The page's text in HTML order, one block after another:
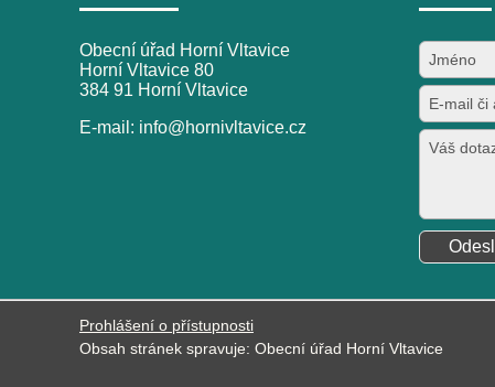
Obecní úřad Horní Vltavice
Horní Vltavice 80
384 91 Horní Vltavice
E-mail: info@hornivltavice.cz
Prohlášení o přístupnosti
Obsah stránek spravuje: Obecní úřad Horní Vltavice